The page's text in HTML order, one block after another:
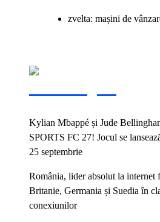
zvelta: mașini de
Kylian Mbappé și Jude
SPORTS FC 27! Jocul se
25 septembrie
România, lider absolut la internet
Britanie, Germania și Suedia în
conexiunilor